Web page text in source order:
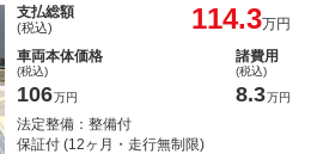
支払総額
(税込) 114.3万円
車両本体価格
(税込)
106万円
諸費用
(税込)
8.3万円
法定整備：整備付
保証付 (12ヶ月・走行無制限)